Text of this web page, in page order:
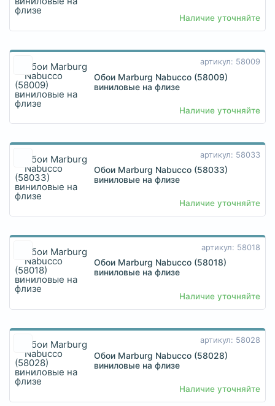
Наличие уточняйте
артикул: 58009
Обои Marburg Nabucco (58009)
виниловые на флизе
Наличие уточняйте
артикул: 58033
Обои Marburg Nabucco (58033)
виниловые на флизе
Наличие уточняйте
артикул: 58018
Обои Marburg Nabucco (58018)
виниловые на флизе
Наличие уточняйте
артикул: 58028
Обои Marburg Nabucco (58028)
виниловые на флизе
Наличие уточняйте